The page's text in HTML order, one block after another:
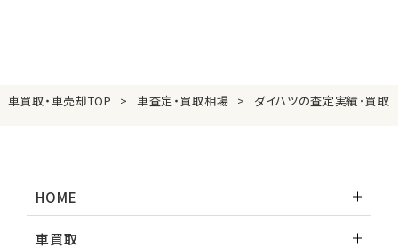
車買取・車売却TOP 車査定・買取相場 ダイハツの査定実績・買取
HOME
車買取